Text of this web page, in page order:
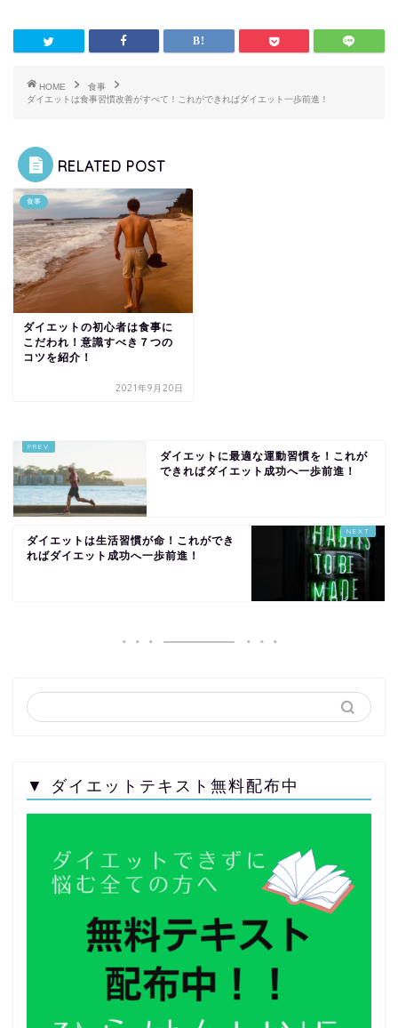
HOME
食事
ダイエットは食事習慣改善がすべて！これができればダイエット一歩前進！
RELATED POST
食事
ダイエットの初心者は食事に
こだわれ！意識すべき７つの
コツを紹介！
2021年9月20日
ダイエットに最適な運動習慣を！これが
できればダイエット成功へ一歩前進！
ダイエットは生活習慣が命！これができ
ればダイエット成功へ一歩前進！
▼ ダイエットテキスト無料配布中